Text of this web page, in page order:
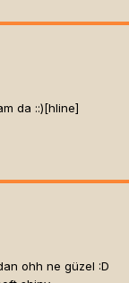
da ::)[hline]
ohh ne güzel :D